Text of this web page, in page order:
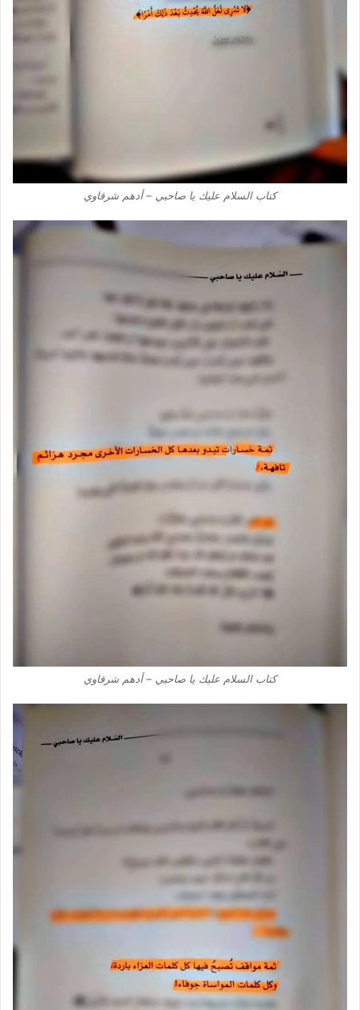
كتاب السلام عليك يا صاحبي – أدهم شرقاوي
كتاب السلام عليك يا صاحبي – أدهم شرقاوي